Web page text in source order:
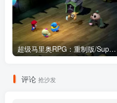
超级马里奥RPG：重制版/Super Mario RPG（v1.0.0模拟器版）
评论 抢沙发